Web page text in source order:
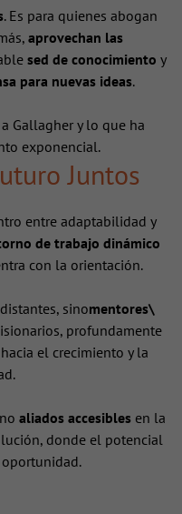
. Es para quienes abogan
aprovechan las
sed de conocimiento y
para nuevas ideas.
Gallagher y lo que ha
exponencial.
Juntos
entre adaptabilidad y
de trabajo dinámico
con la orientación.
sinomentores\
profundamente
el crecimiento y la
aliados accesiblesen la
donde el potencial